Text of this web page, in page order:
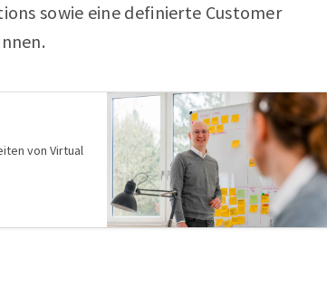
sowie eine definierte Customer
von Virtual